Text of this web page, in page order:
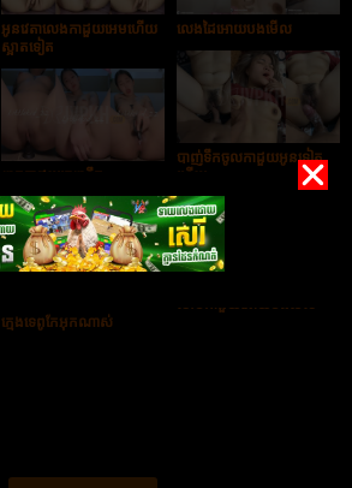
អូនវេតាលេងកាដួយអេមហើយ
ស្អាតទៀត
លេងដៃអោយបងមើល
ញុកកាដួយចេញទឹក
ហើយបងបង
បាញ់ទឹកចូលកាដួយអូនទៀត
ហើយ
ក្មេងទេពូកែអុកណាស់